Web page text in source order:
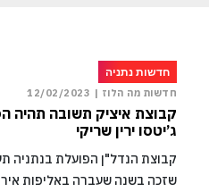
חדשות נתניה
חדשות מה הלוז | 12/02/2023
קבוצת איציק תשובה תהיה
ג’יטסו ירין שריקי
קבוצת הנדל"ן הפועלת בנתניה
שזכה בשנה שעברה באליפות